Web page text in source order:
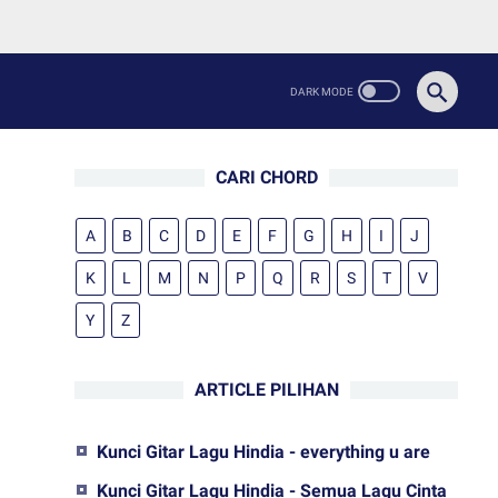
CARI CHORD
A B C D E F G H I J
K L M N P Q R S T V
Y Z
ARTICLE PILIHAN
Kunci Gitar Lagu Hindia - everything u are
Kunci Gitar Lagu Hindia - Semua Lagu Cinta